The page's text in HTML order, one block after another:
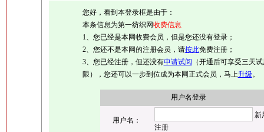
您好，看到本登录框是由于：
本条信息为第一纺织网收费信息
1、您已经是本网收费会员，但是您还没有登录；
2、您还不是本网的注册会员，请按此免费注册；
3、您已经注册，但还没有申请试阅 （开通后可享受三天
限），您还可以一步到位成为本网正式会员，马上升级。
用户名登录
用户名：
新
注册